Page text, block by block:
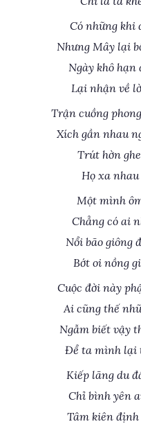
Có những khi
Nhưng Mây lại
Ngày khô hạn
Lại nhận về
Trận cuồng
Xích gần nhau
Trút hờn
Họ xa
Một mình
Chẳng có ai
Nổi bão giông
Bớt oi nồng
Cuộc đời này
Ai cũng thế
Ngẫm biết vậy
Để ta mình lại
Kiếp lãng du
Chỉ bình yên
Tâm kiên định